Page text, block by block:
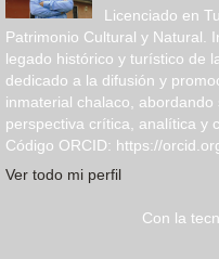
Licenciado en
Patrimonio Cultural y Natural.
legado histórico y turístico de
dedicado a la difusión y
inmaterial chalaco,
perspectiva crítica, analítica y
Código ORCID: https://
Ver todo mi perfil
Con la